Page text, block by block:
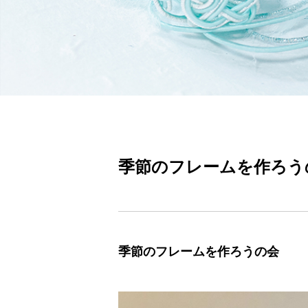
季節のフレームを作ろ
季節のフレームを作ろうの会